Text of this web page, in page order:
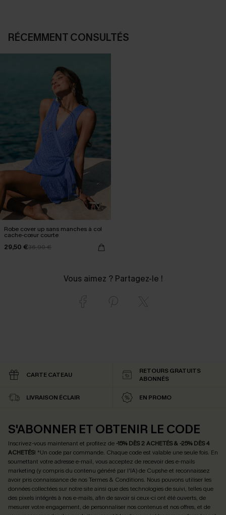
RÉCEMMENT CONSULTÉS
Robe cover up sans manches à col
cache-cœur courte
29,50 €36,90 €
Vous aimez ? Partagez-le !
CARTE CATEAU
RETOURS GRATUITS
ABONNÉS
LIVRAISON ÉCLAIR EN PROMO
S'ABONNER ET OBTENIR LE CODE
Inscrivez-vous maintenant et profitez de -15% DÈS 2 ACHETÉS & -25% DÈS 4
ACHETÉS! *Un code par commande. Chaque code est valable une seule fois. En
soumettant votre adresse e-mail, vous acceptez de recevoir des e-mails
marketing (y compris du contenu généré par l'IA) de Cupshe et reconnaissez
avoir pris connaissance de nosTermes & Conditions. Nous pouvons utiliser les
données collectées sur notre site ainsi que des technologies de suivi, telles que
des pixels intégrés à nos e-mails, afin de savoir si ceux-ci ont été ouverts, de
mesurer votre engagement, de personnaliser nos contenus et nos offres, et de